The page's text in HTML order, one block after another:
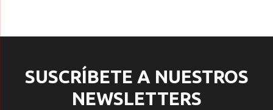
SUSCRÍBETE A NUESTROS
NEWSLETTERS